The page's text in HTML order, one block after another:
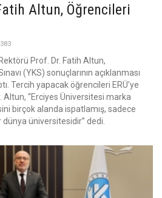
Altun, Öğrencileri
383
Prof. Dr. Fatih Altun,
(YKS) sonuçlarının açıklanması
Tercih yapacak öğrencileri ERÜ’ye
“Erciyes Üniversitesi marka
birçok alanda ispatlamış, sadece
üniversitesidir” dedi.